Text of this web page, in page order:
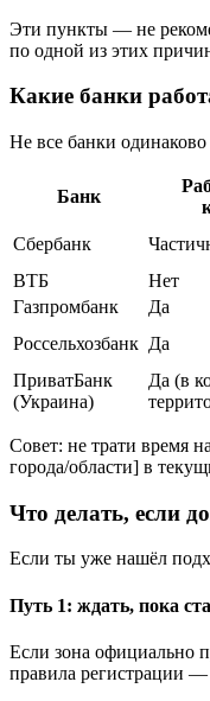
Эти пункты — не
по одной из этих
Какие банки
Не все банки
Банк
Сбербанк
ВТБ
Нет
Газпромбанк
Да
Россельхозбанк Да
ПриватБанк
(Украина)
Да (в
Совет: не трати время
города/области] в
Что делать, если
Если ты уже нашёл
Путь 1: ждать, пока
Если зона официально
правила регистрации